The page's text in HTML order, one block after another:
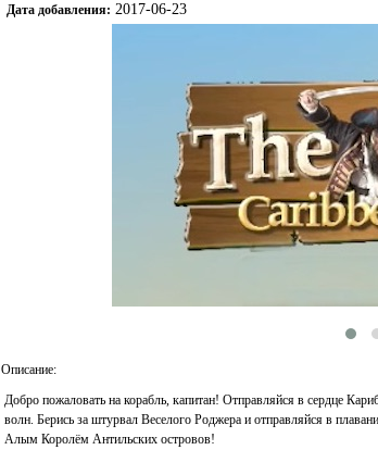
Дата добавления: 2017-06-23
Описание:
Добро пожаловать на корабль, капитан! Отправляйся в сердце
волн. Берись за штурвал Веселого Роджера и отправляйся в
Алым Королём Антильских островов!